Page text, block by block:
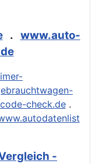
. www.auto-
check.de.
-